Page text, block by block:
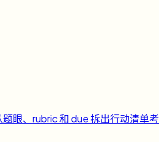
题眼、rubric 和 due 拆出行动清单考